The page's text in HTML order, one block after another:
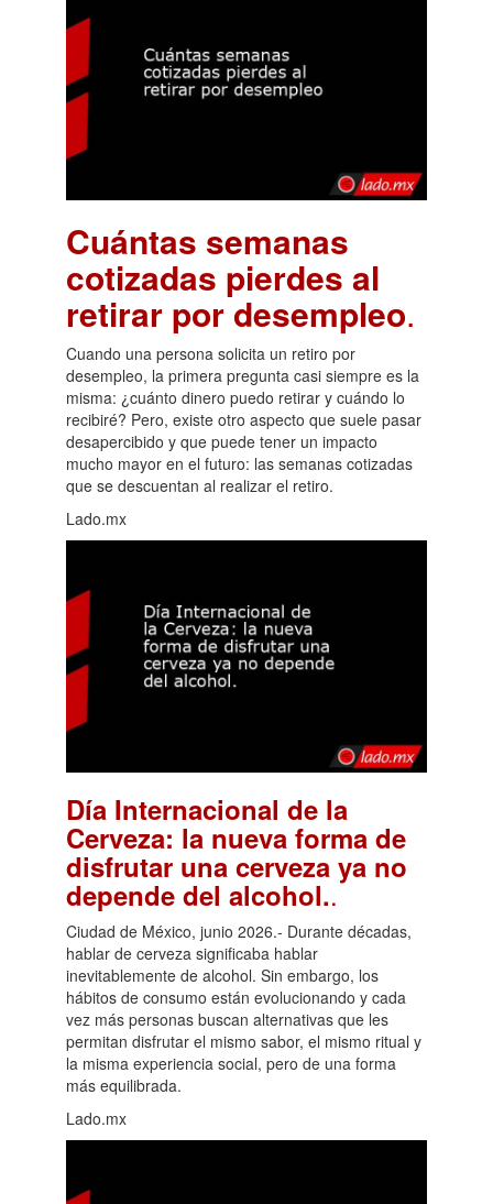
Cuántas semanas
cotizadas pierdes al
retirar por desempleo.
Cuando una persona solicita un retiro por
desempleo, la primera pregunta casi siempre es la
misma: ¿cuánto dinero puedo retirar y cuándo lo
recibiré? Pero, existe otro aspecto que suele pasar
desapercibido y que puede tener un impacto
mucho mayor en el futuro: las semanas cotizadas
que se descuentan al realizar el retiro.
Lado.mx
Día Internacional de la
Cerveza: la nueva forma de
disfrutar una cerveza ya no
depende del alcohol..
Ciudad de México, junio 2026.- Durante décadas,
hablar de cerveza significaba hablar
inevitablemente de alcohol. Sin embargo, los
hábitos de consumo están evolucionando y cada
vez más personas buscan alternativas que les
permitan disfrutar el mismo sabor, el mismo ritual y
la misma experiencia social, pero de una forma
más equilibrada.
Lado.mx